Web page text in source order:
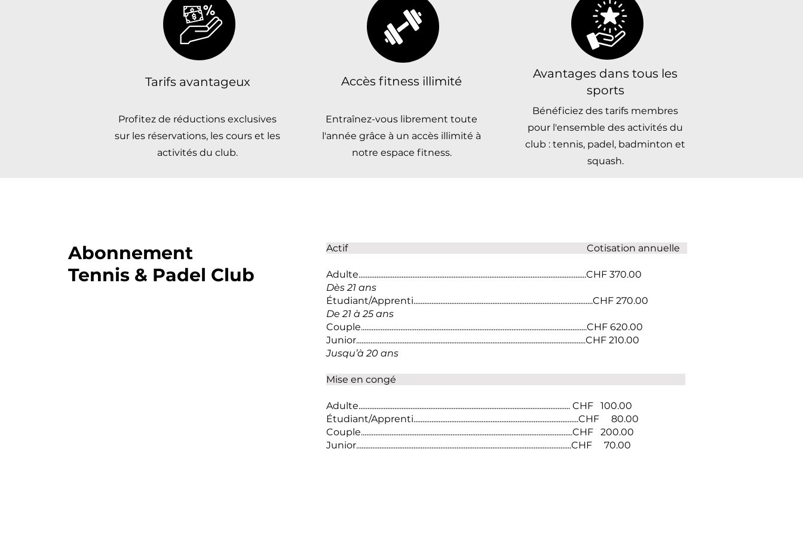
Tarifs avantageux
Profitez de réductions exclusives
sur les réservations, les cours et les
activités du club.
Accès fitness illimité
Entraînez-vous librement toute
l'année grâce à un accès illimité à
notre espace fitness.
Avantages dans tous les
sports
Bénéficiez des tarifs membres
pour l'ensemble des activités du
club : tennis, padel, badminton et
squash.
Abonnement
Tennis & Padel Club
Actif Cotisation annuelle
Adulte...............................................................................................................................CHF 370.00
Dès 21 ans
Étudiant/Apprenti....................................................................................................CHF 270.00
De 21 à 25 ans
Couple..............................................................................................................................CHF 620.00
Junior................................................................................................................................CHF 210.00
Jusqu’à 20 ans
Mise en congé
Adulte...................................................................................................................... CHF 100.00
Étudiant/Apprenti............................................................................................CHF 80.00
Couple......................................................................................................................CHF 200.00
Junior........................................................................................................................CHF 70.00